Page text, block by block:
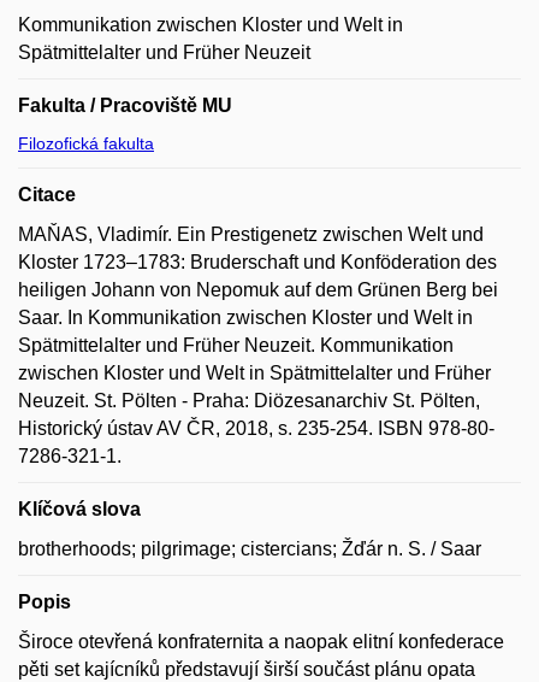
Kommunikation zwischen Kloster und Welt in
Spätmittelalter und Früher Neuzeit
Fakulta / Pracoviště MU
Filozofická fakulta
Citace
MAŇAS, Vladimír. Ein Prestigenetz zwischen Welt und
Kloster 1723–1783: Bruderschaft und Konföderation des
heiligen Johann von Nepomuk auf dem Grünen Berg bei
Saar. In Kommunikation zwischen Kloster und Welt in
Spätmittelalter und Früher Neuzeit. Kommunikation
zwischen Kloster und Welt in Spätmittelalter und Früher
Neuzeit. St. Pölten - Praha: Diözesanarchiv St. Pölten,
Historický ústav AV ČR, 2018, s. 235-254. ISBN 978-80-
7286-321-1.
Klíčová slova
brotherhoods; pilgrimage; cistercians; Žďár n. S. / Saar
Popis
Široce otevřená konfraternita a naopak elitní konfederace
pěti set kajícníků představují širší součást plánu opata